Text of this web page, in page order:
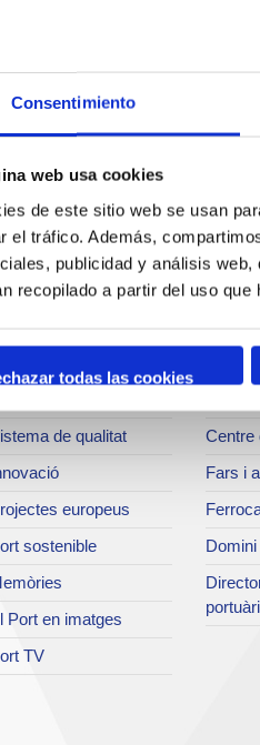
Consentimiento
web usa cookies
de este sitio web se usan
el tráfico. Además,
publicidad y análisis
recopilado a partir del uso
todas las cookies
Port
el Port
i accessos
estratègica
de qualitat
europeus
sostenible
Port en imatges
TV
portuaris
Centre
Fars i